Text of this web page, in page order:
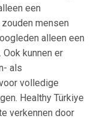
een
mensen
alleen een
kunnen er
als
volledige
Healthy Türkiye
verkennen door